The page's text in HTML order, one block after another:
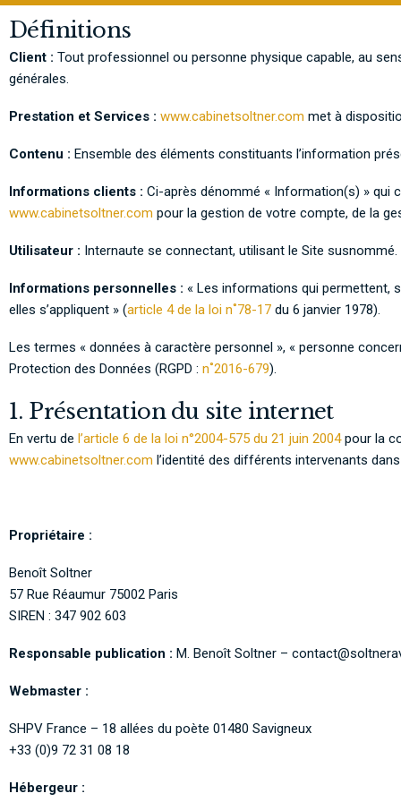
Définitions
Client : Tout professionnel ou personne physique capable, au
générales.
Prestation et Services : www.cabinetsoltner.com met à
Contenu : Ensemble des éléments constituants l’information
Informations clients : Ci-après dénommé « Information(s) » qui
www.cabinetsoltner.com pour la gestion de votre compte, de la
Utilisateur : Internaute se connectant, utilisant le Site susnommé.
Informations personnelles : « Les informations qui permettent,
elles s’appliquent » (article 4 de la loi n˚78-17 du 6 janvier 1978).
Les termes « données à caractère personnel », « personne
Protection des Données (RGPD : n˚2016-679).
1. Présentation du site internet
En vertu de l’article 6 de la loi n°2004-575 du 21 juin 2004pour la
www.cabinetsoltner.com l’identité des différents intervenants
Propriétaire :
Benoît Soltner
57 Rue Réaumur 75002 Paris
SIREN : 347 902 603
Responsable publication : M. Benoît Soltner –
Webmaster :
SHPV France – 18 allées du poète 01480 Savigneux
+33 (0)9 72 31 08 18
Hébergeur :